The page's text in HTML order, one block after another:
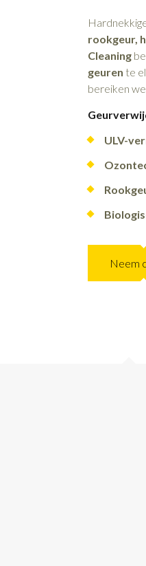
rookgeur,
Cleaning
geuren te
bereiken
ULV-
Neem